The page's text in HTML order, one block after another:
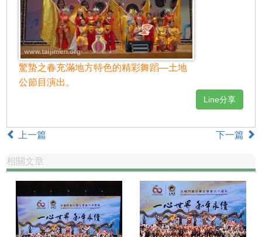
驚蟄之春充滿地方特色的精彩舞蹈—土地
公節目演出。
Line分享
上一篇 下一篇
相關文章